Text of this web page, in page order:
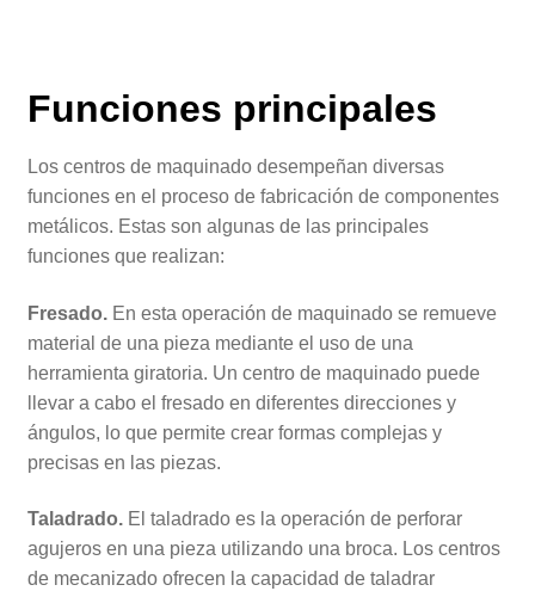
Funciones principales
Los centros de maquinado desempeñan diversas
funciones en el proceso de fabricación de componentes
metálicos. Estas son algunas de las principales
funciones que realizan:
Fresado.En esta operación de maquinado se remueve
material de una pieza mediante el uso de una
herramienta giratoria. Un centro de maquinado puede
llevar a cabo el fresado en diferentes direcciones y
ángulos, lo que permite crear formas complejas y
precisas en las piezas.
Taladrado. El taladrado es la operación de perforar
agujeros en una pieza utilizando una broca. Los centros
de mecanizado ofrecen la capacidad de taladrar